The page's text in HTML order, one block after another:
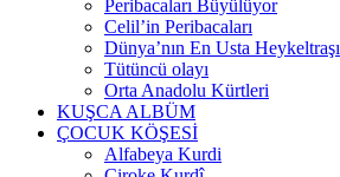
Peribacaları Büyülüyor
Celil’in Peribacaları
Dünya’nın En Usta Heykeltraşı
Tütüncü olayı
Orta Anadolu Kürtleri
KUŞCA ALBÜM
ÇOCUK KÖŞESİ
Alfabeya Kurdi